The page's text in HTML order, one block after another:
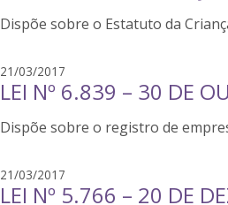
s
r
u
s
v
n
n
i
r
u
Dispõe sobre o Estatuto da
21/03/2017s
i
v
n
n
LEI Nº 6.839 – 30 DE
Dispõe sobre o registro de
21/03/2017s
i
LEI Nº 5.766 – 20 DE